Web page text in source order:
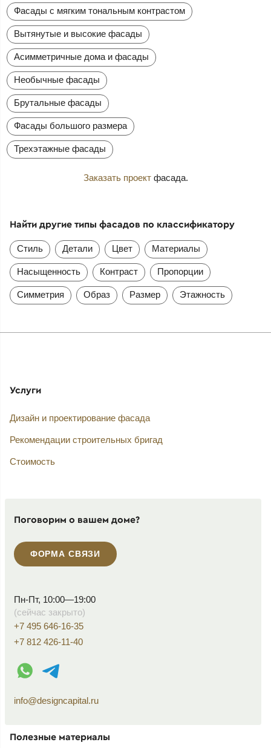
Фасады с мягким тональным контрастом
Вытянутые и высокие фасады
Асимметричные дома и фасады
Необычные фасады
Брутальные фасады
Фасады большого размера
Трехэтажные фасады
Заказать проектфасада.
Найти другие типы фасадов по классификатору
Стиль Детали Цвет Материалы
Насыщенность Контраст Пропорции
Симметрия Образ Размер Этажность
Услуги
Дизайн и проектирование фасада
Рекомендации строительных бригад
Стоимость
Поговорим о вашем доме?
ФОРМА СВЯЗИ
Пн-Пт, 10:00—19:00
(сейчас закрыто)
+7 495 646-16-35
+7 812 426-11-40
WhatsApp контакт
Telegram контакт
info@designcapital.ru
Полезные материалы